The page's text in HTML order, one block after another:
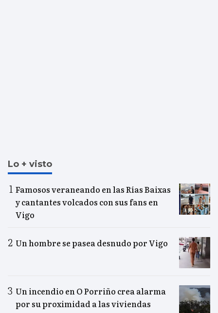
Lo + visto
Famosos veraneando en las Rías Baixas
y cantantes volcados con sus fans en
Vigo
Un hombre se pasea desnudo por Vigo
Un incendio en O Porriño crea alarma
por su proximidad a las viviendas